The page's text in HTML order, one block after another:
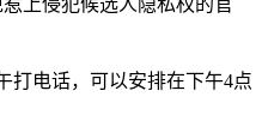
打电话，可以安排在下午4点